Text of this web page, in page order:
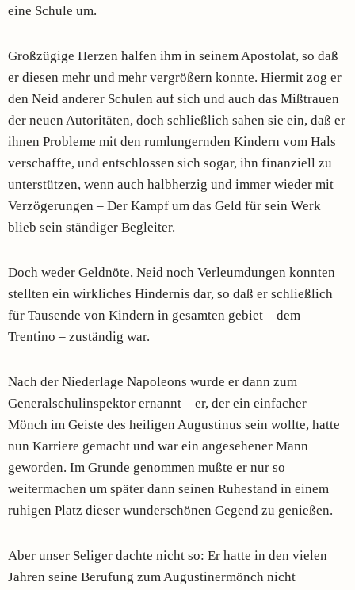
eine Schule um.
Großzügige Herzen halfen ihm in seinem Apostolat, so daß
er diesen mehr und mehr vergrößern konnte. Hiermit zog er
den Neid anderer Schulen auf sich und auch das Mißtrauen
der neuen Autoritäten, doch schließlich sahen sie ein, daß er
ihnen Probleme mit den rumlungernden Kindern vom Hals
verschaffte, und entschlossen sich sogar, ihn finanziell zu
unterstützen, wenn auch halbherzig und immer wieder mit
Verzögerungen – Der Kampf um das Geld für sein Werk
blieb sein ständiger Begleiter.
Doch weder Geldnöte, Neid noch Verleumdungen konnten
stellten ein wirkliches Hindernis dar, so daß er schließlich
für Tausende von Kindern in gesamten gebiet – dem
Trentino – zuständig war.
Nach der Niederlage Napoleons wurde er dann zum
Generalschulinspektor ernannt – er, der ein einfacher
Mönch im Geiste des heiligen Augustinus sein wollte, hatte
nun Karriere gemacht und war ein angesehener Mann
geworden. Im Grunde genommen mußte er nur so
weitermachen um später dann seinen Ruhestand in einem
ruhigen Platz dieser wunderschönen Gegend zu genießen.
Aber unser Seliger dachte nicht so: Er hatte in den vielen
Jahren seine Berufung zum Augustinermönch nicht